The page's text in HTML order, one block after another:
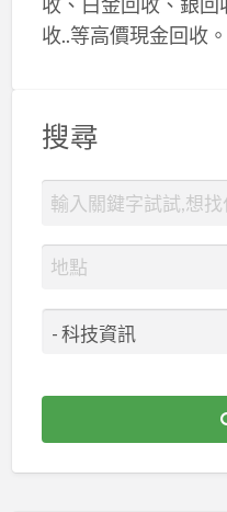
收..等高價現金回收。
搜尋